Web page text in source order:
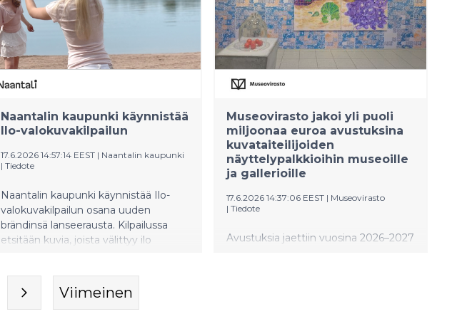
Hämeen alueella, minkä lisäksi
tukiehtojen toteutumista seurataan
kaikilla maatiloilla satelliitteja
hyödyntäen. Elinvoimakeskuksesta
muistutetaan, että mahdolliseen
selvityspyyntöön täytyy reagoida ja
että muutokset tukihakemukselle
huomattua, sillä valvonnasta
ilmoittaminen estää
muutosmahdollisuuden.
Naantalin kaupunki käynnistää
Ilo-valokuvakilpailun
17.6.2026 14:57:14 EEST | Naantalin kaupunki
| Tiedote
Naantalin kaupunki käynnistää Ilo-
valokuvakilpailun osana uuden
brändinsä lanseerausta. Kilpailussa
etsitään kuvia, joista välittyy ilo
Museovirasto jakoi yli puoli
miljoonaa euroa avustuksina
kuvataiteilijoiden
näyttelypalkkioihin museoille
ja gallerioille
17.6.2026 14:37:06 EEST | Museovirasto
| Tiedote
Avustuksia jaettiin vuosina 2026–2027
Viimeinen